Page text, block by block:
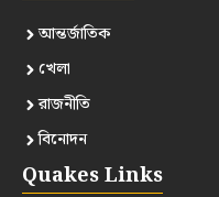
আন্তর্জাতিক
খেলা
রাজনীতি
বিনোদন
Quakes Links